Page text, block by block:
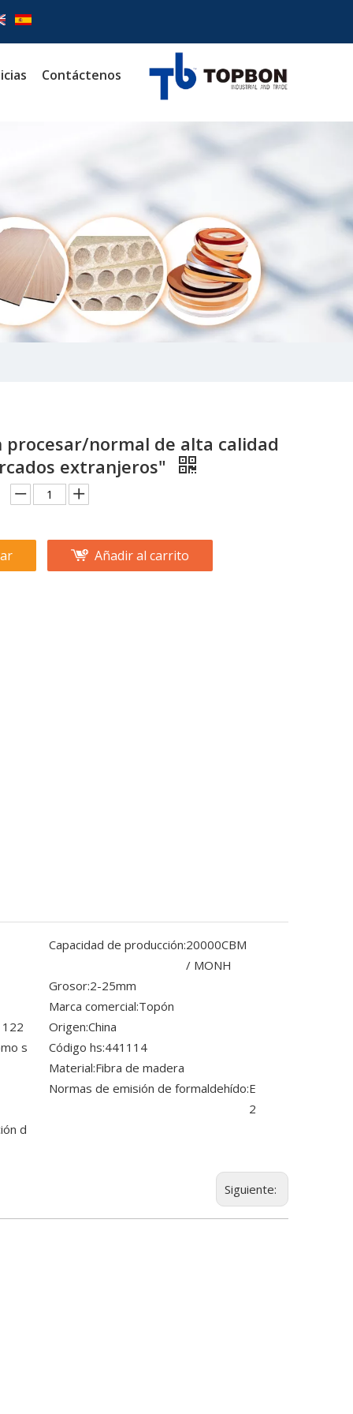
Contáctenos
procesar/normal de alta calidad
extranjeros"
Añadir al carrito
Capacidad de producción:20000CBM
/ MONH
Grosor:2-25mm
Marca comercial:Topón
s
Origen:China
Código hs:441114
Material:Fibra de madera
Normas de emisión de formaldehído:E
2
d
Siguiente: